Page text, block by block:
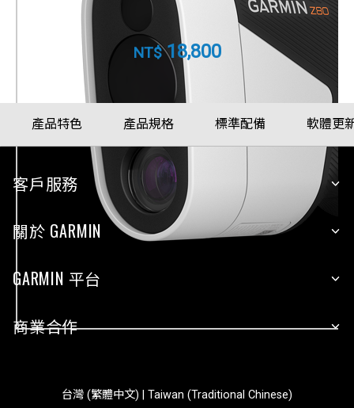
010-01771-10
NT$ 18,800
產品特色 產品規格 標準配備 軟體更
客戶服務
關於 GARMIN
GARMIN 平台
商業合作
台灣 (繁體中文) | Taiwan (Traditional Chinese)